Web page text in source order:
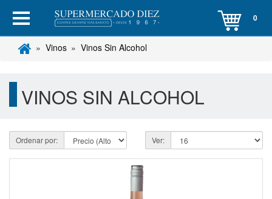
0
Vinos Vinos Sin Alcohol
VINOS SIN ALCOHOL
Ordenar por: Ver: